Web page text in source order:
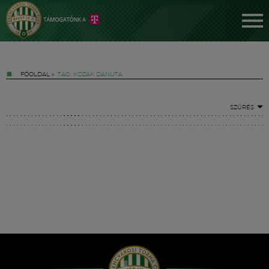
FŐOLDAL » TAG: KOZÁK DANUTA
SZŰRÉS
Hírek